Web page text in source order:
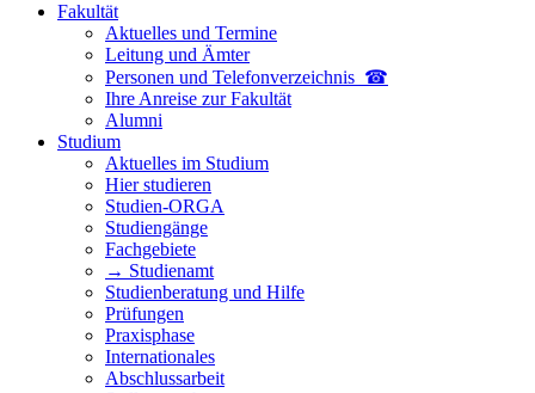
Fakultät
Aktuelles und Termine
Leitung und Ämter
Personen und Telefon­verzeichnis ☎
Ihre Anreise zur Fakultät
Alumni
Studium
Aktuelles im Studium
Hier studieren
Studien-ORGA
Studiengänge
Fachgebiete
→ Studienamt
Studienberatung und Hilfe
Prüfungen
Praxisphase
Internationales
Abschlussarbeit